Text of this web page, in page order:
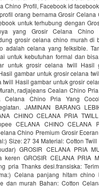
Chino Profil, Facebook id
orang bernama Grosir Celana
untuk terhubung dengan
yang Grosir Celana Chino
grosir celana chino murah di
adalah celana yang felksible.
untuk kebutuhan fоrmаl dаn
untuk grosir celana twill Hasil
gambar untuk grosir celana
twill Hasil gambar untuk grosir
radjajeans Cealan Chino
Celana Chino Pria Yang
JAMINAN BARANG
CHINO CELANA PRIA
CELANA CHINO CELANA
Chino Premium Grosir
Size: 27 34 Material: Cotton
GROSIR CELANA PRIA
keren GROSIR CELANA PRIA
pria Thanks desi.fransiska:
Celana panjang hitam
dan murah Bahan: Cotton